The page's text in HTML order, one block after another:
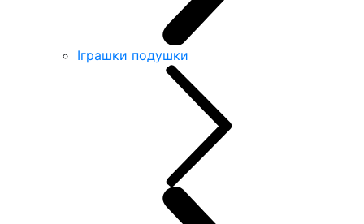
Іграшки подушки